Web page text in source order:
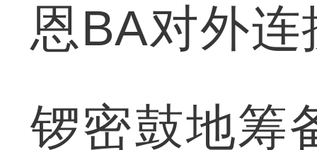
恩BA对外
锣密鼓地筹